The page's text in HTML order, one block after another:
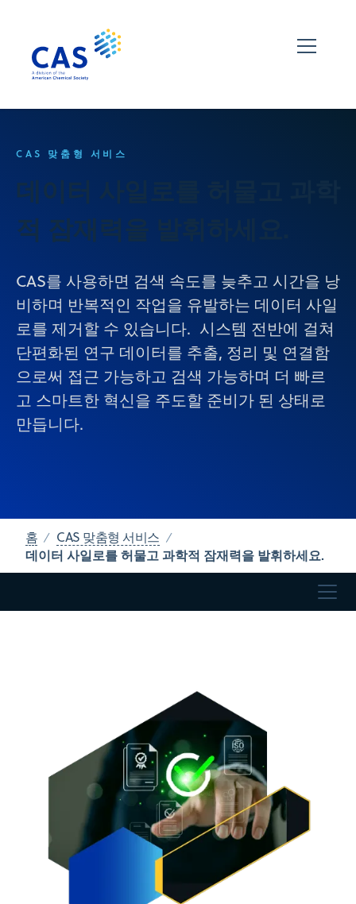
CAS 맞춤형 서비스
데이터 사일로를 허물고 과학
적 잠재력을 발휘하세요.
CAS를 사용하면 검색 속도를 늦추고 시간을 낭
비하며 반복적인 작업을 유발하는 데이터 사일
로를 제거할 수 있습니다. 시스템 전반에 걸쳐
단편화된 연구 데이터를 추출, 정리 및 연결함
으로써 접근 가능하고 검색 가능하며 더 빠르
고 스마트한 혁신을 주도할 준비가 된 상태로
만듭니다.
홈 CAS 맞춤형 서비스
데이터 사일로를 허물고 과학적 잠재력을 발휘하세요.